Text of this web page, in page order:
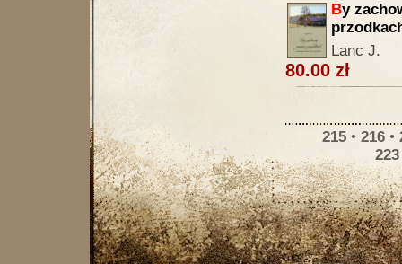
By
Lanc J.
80.00 zł
215• 216•
223